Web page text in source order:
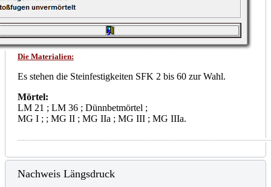
Die Materialien:
Es stehen die Steinfestigkeiten SFK 2 bis 60 zur Wahl.
Mörtel:
LM 21 ; LM 36 ; Dünnbetmörtel ;
MG I ; ; MG II ; MG IIa ; MG III ; MG IIIa.
Nachweis Längsdruck